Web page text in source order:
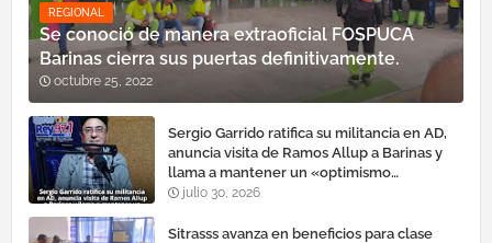
REGIONAL
Se conoció de manera extraoficial FOSPUCA
Barinas cierra sus puertas definitivamente.
octubre 25, 2022
Sergio Garrido ratifica su militancia en AD,
anuncia visita de Ramos Allup a Barinas y
llama a mantener un «optimismo
cauteloso»
julio 30, 2026
Sitrasss avanza en beneficios para clase